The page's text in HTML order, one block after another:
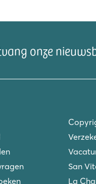
onze
San
La